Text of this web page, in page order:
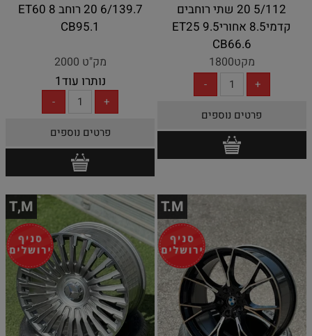
5/112 20 שתי רוחבים
קדמי8.5 אחורי9.5 ET25
CB66.6
מקט1800
פרטים נוספים
6/139.7 20 רוחב 8 ET60
CB95.1
מק"ט 2000
נותרו עוד1
פרטים נוספים
T.M
T,M